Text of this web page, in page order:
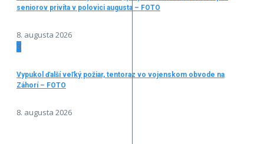
seniorov privíta v polovici augusta – FOTO
8. augusta 2026
3
Vypukol ďalší veľký požiar, tentoraz vo vojenskom obvode na
Záhorí – FOTO
8. augusta 2026